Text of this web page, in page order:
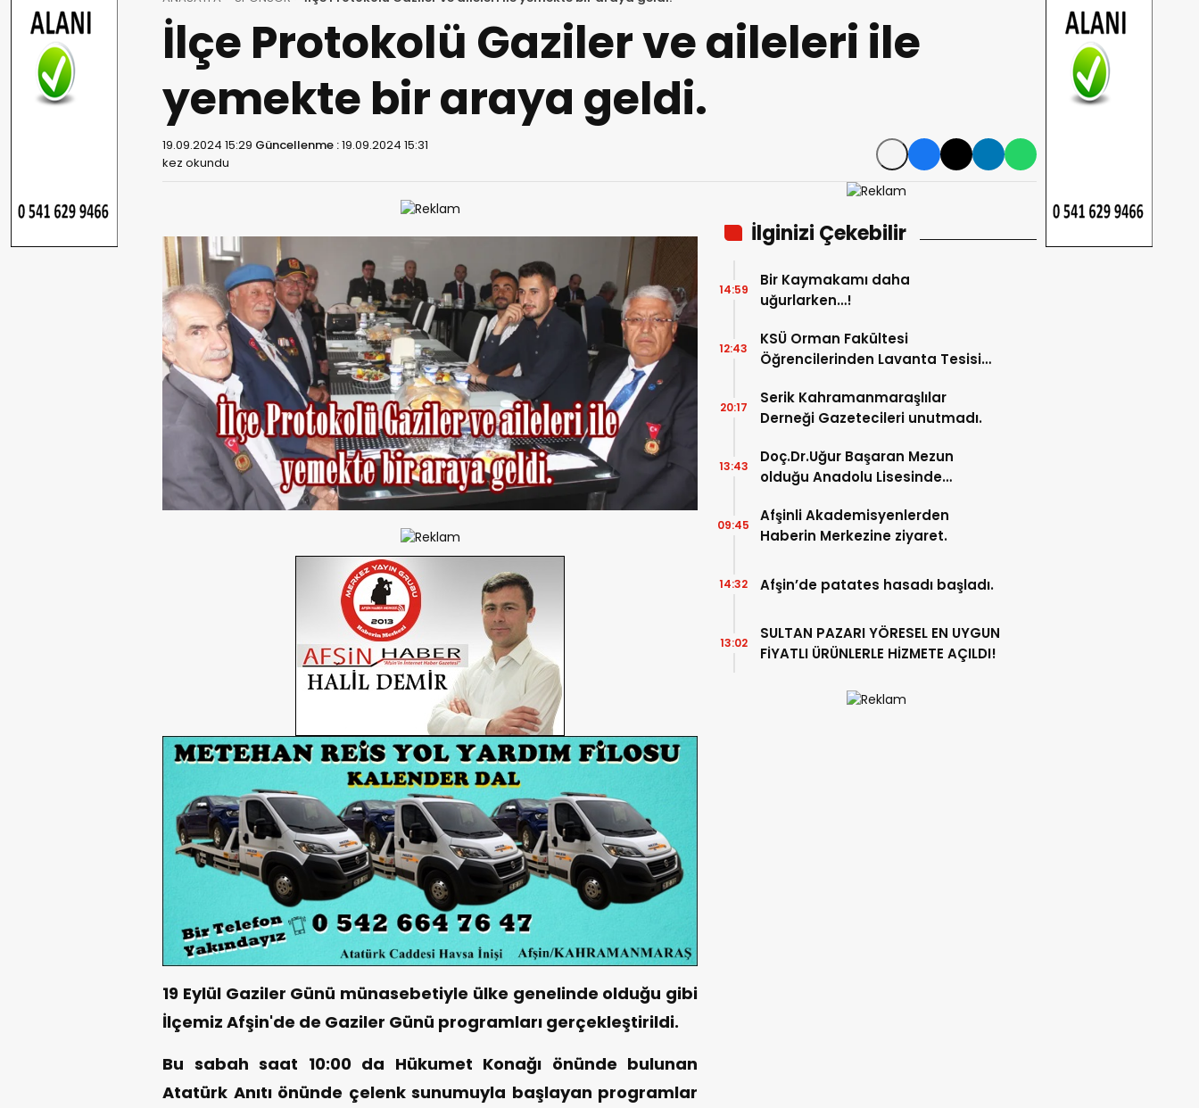
İlçe Protokolü Gaziler ve aileleri ile
yemekte bir araya geldi.
19.09.2024 15:29 Güncellenme :19.09.2024 15:31
kez okundu
19 Eylül Gaziler Günü münasebetiyle ülke genelinde olduğu gibi
İlçemiz Afşin'de de Gaziler Günü programları gerçekleştirildi.
Bu sabah saat 10:00 da Hükumet Konağı önünde bulunan
Atatürk Anıtı önünde çelenk sunumuyla başlayan programlar
İlginizi Çekebilir
Bir Kaymakamı daha
uğurlarken…!
14:59
KSÜ Orman Fakültesi
Öğrencilerinden Lavanta Tesisi
12:43
Serik Kahramanmaraşlılar
Derneği Gazetecileri unutmadı.
20:17
Doç.Dr.Uğur Başaran Mezun
olduğu Anadolu Lisesinde
13:43
Afşinli Akademisyenlerden
Haberin Merkezine ziyaret.
09:45
Afşin’de patates hasadı başladı.
14:32
SULTAN PAZARI YÖRESEL EN UYGUN
FİYATLI ÜRÜNLERLE HİZMETE AÇILDI!
13:02